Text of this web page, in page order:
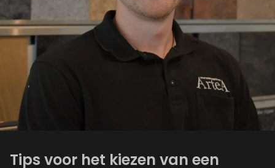
Tips voor het kiezen van een